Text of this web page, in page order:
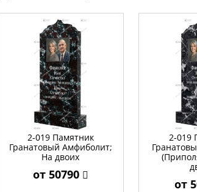
2-019 Памятник
Гранатовый Амфиболит;
На двоих
от 50790
2-019
от